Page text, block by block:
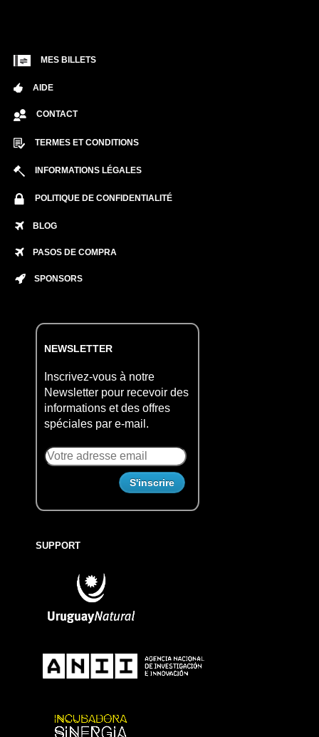
MES BILLETS
AIDE
CONTACT
TERMES ET CONDITIONS
INFORMATIONS LÉGALES
POLITIQUE DE CONFIDENTIALITÉ
BLOG
PASOS DE COMPRA
SPONSORS
NEWSLETTER
Inscrivez-vous à notre
Newsletter pour recevoir des
informations et des offres
spéciales par e-mail.
SUPPORT